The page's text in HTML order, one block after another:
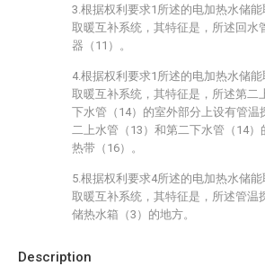
Description
3.根据权利要求1所述的电加热水储
取暖互补系统，其特征是，所述回水
器（11）。
4.根据权利要求1所述的电加热水储
取暖互补系统，其特征是，所述第二
下水管（14）的室外部分上设有管温
二上水管（13）和第二下水管（14
热带（16）。
5.根据权利要求4所述的电加热水储
取暖互补系统，其特征是，所述管温
储热水箱（3）的地方。